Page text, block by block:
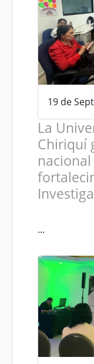
19 de
La
Chiriquí
...